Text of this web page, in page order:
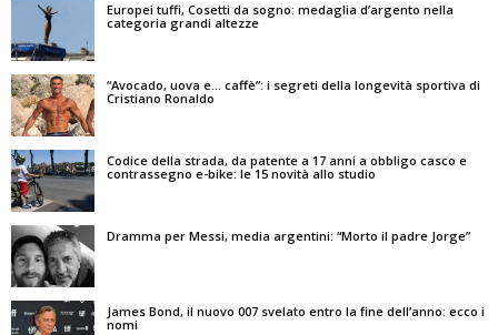
Europei tuffi, Cosetti da sogno: medaglia d’argento nella
categoria grandi altezze
“Avocado, uova e… caffè”: i segreti della longevità sportiva di
Cristiano Ronaldo
Codice della strada, da patente a 17 anni a obbligo casco e
contrassegno e-bike: le 15 novità allo studio
Dramma per Messi, media argentini: “Morto il padre Jorge”
James Bond, il nuovo 007 svelato entro la fine dell’anno: ecco i
nomi